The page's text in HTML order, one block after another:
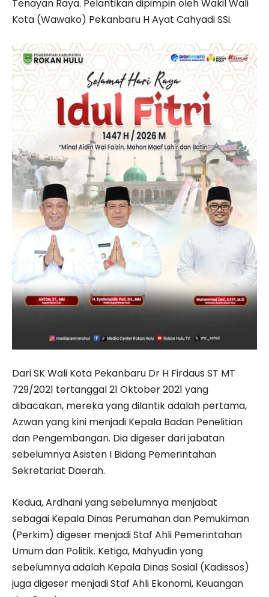
Tenayan Raya. Pelantikan dipimpin oleh Wakil Wali
Kota (Wawako) Pekanbaru H Ayat Cahyadi SSi.
Dari SK Wali Kota Pekanbaru Dr H Firdaus ST MT
729/2021 tertanggal 21 Oktober 2021 yang
dibacakan, mereka yang dilantik adalah pertama,
Azwan yang kini menjadi Kepala Badan Penelitian
dan Pengembangan. Dia digeser dari jabatan
sebelumnya Asisten I Bidang Pemerintahan
Sekretariat Daerah.
Kedua, Ardhani yang sebelumnya menjabat
sebagai Kepala Dinas Perumahan dan Pemukiman
(Perkim) digeser menjadi Staf Ahli Pemerintahan
Umum dan Politik. Ketiga, Mahyudin yang
sebelumnya adalah Kepala Dinas Sosial (Kadissos)
juga digeser menjadi Staf Ahli Ekonomi, Keuangan